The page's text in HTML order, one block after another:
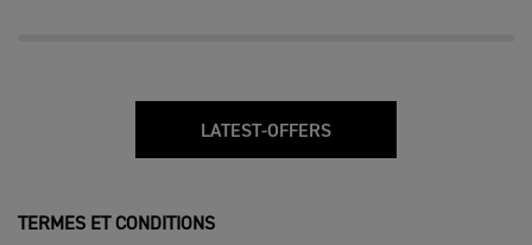
LATEST-OFFERS
TERMES ET CONDITIONS